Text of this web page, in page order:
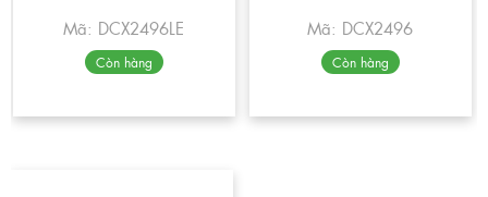
Mã: DCX2496LE
Còn hàng
Mã: DCX2496
Còn hàng